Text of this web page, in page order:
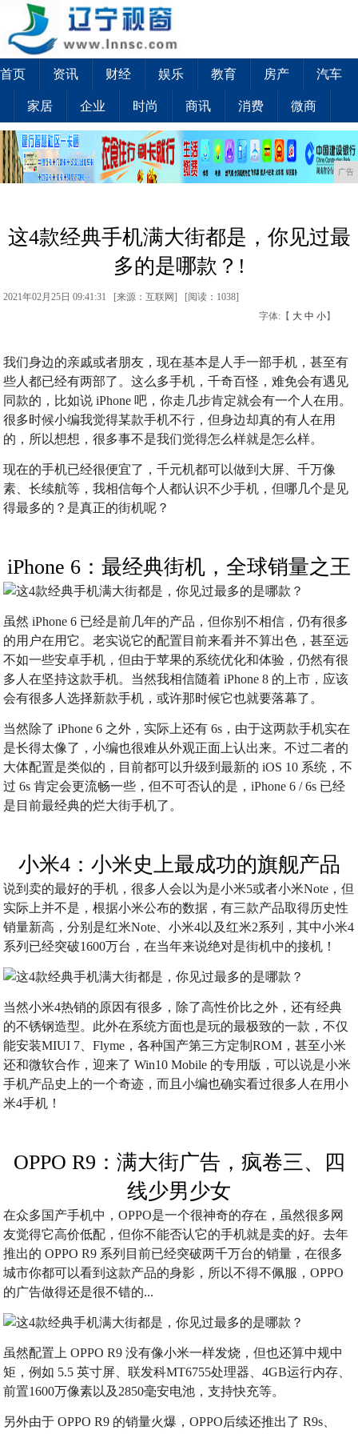
首页 资讯 财经 娱乐 教育 房产 汽车
家居 企业 时尚 商讯 消费 微商
广告
这4款经典手机满大街都是，你见过最
多的是哪款？!
2021年02月25日 09:41:31 [来源：互联网] [阅读：1038]
字体:【 大 中 小】
我们身边的亲戚或者朋友，现在基本是人手一部手机，甚至有
些人都已经有两部了。这么多手机，千奇百怪，难免会有遇见
同款的，比如说 iPhone 吧，你走几步肯定就会有一个人在用。
很多时候小编我觉得某款手机不行，但身边却真的有人在用
的，所以想想，很多事不是我们觉得怎么样就是怎么样。
现在的手机已经很便宜了，千元机都可以做到大屏、千万像
素、长续航等，我相信每个人都认识不少手机，但哪几个是见
得最多的？是真正的街机呢？
iPhone 6：最经典街机，全球销量之王
虽然 iPhone 6 已经是前几年的产品，但你别不相信，仍有很多
的用户在用它。老实说它的配置目前来看并不算出色，甚至远
不如一些安卓手机，但由于苹果的系统优化和体验，仍然有很
多人在坚持这款手机。当然我相信随着 iPhone 8 的上市，应该
会有很多人选择新款手机，或许那时候它也就要落幕了。
当然除了 iPhone 6 之外，实际上还有 6s，由于这两款手机实在
是长得太像了，小编也很难从外观正面上认出来。不过二者的
大体配置是类似的，目前都可以升级到最新的 iOS 10 系统，不
过 6s 肯定会更流畅一些，但不可否认的是，iPhone 6 / 6s 已经
是目前最经典的烂大街手机了。
小米4：小米史上最成功的旗舰产品
说到卖的最好的手机，很多人会以为是小米5或者小米Note，但
实际上并不是，根据小米公布的数据，有三款产品取得历史性
销量新高，分别是红米Note、小米4以及红米2系列，其中小米4
系列已经突破1600万台，在当年来说绝对是街机中的接机！
当然小米4热销的原因有很多，除了高性价比之外，还有经典
的不锈钢造型。此外在系统方面也是玩的最极致的一款，不仅
能安装MIUI 7、Flyme，各种国产第三方定制ROM，甚至小米
还和微软合作，迎来了 Win10 Mobile 的专用版，可以说是小米
手机产品史上的一个奇迹，而且小编也确实看过很多人在用小
米4手机！
OPPO R9：满大街广告，疯卷三、四
线少男少女
在众多国产手机中，OPPO是一个很神奇的存在，虽然很多网
友觉得它高价低配，但你不能否认它的手机就是卖的好。去年
推出的 OPPO R9 系列目前已经突破两千万台的销量，在很多
城市你都可以看到这款产品的身影，所以不得不佩服，OPPO
的广告做得还是很不错的...
虽然配置上 OPPO R9 没有像小米一样发烧，但也还算中规中
矩，例如 5.5 英寸屏、联发科MT6755处理器、4GB运行内存、
前置1600万像素以及2850毫安电池，支持快充等。
另外由于 OPPO R9 的销量火爆，OPPO后续还推出了 R9s、